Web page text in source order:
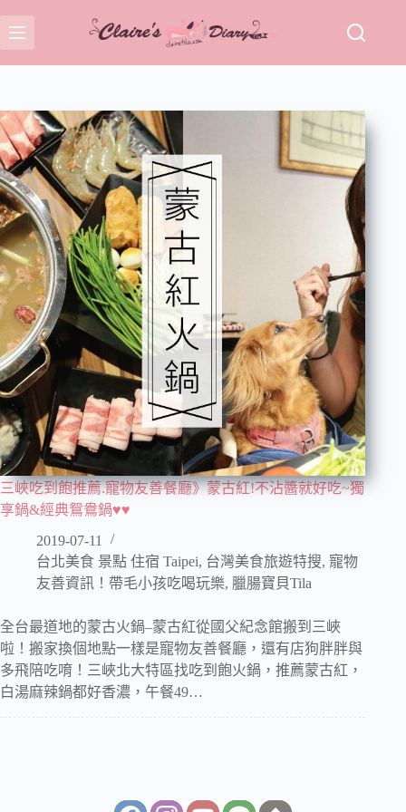
至
主
容
三峽吃到飽推薦.寵物友善餐廳》蒙古紅!不沾醬就好吃~獨
享鍋&經典鴛鴦鍋♥♥
2019-07-11
台北美食 景點 住宿 Taipei, 台灣美食旅遊特搜, 寵物
友善資訊！帶毛小孩吃喝玩樂, 臘腸寶貝Tila
全台最道地的蒙古火鍋–蒙古紅從國父紀念館搬到三峽
啦！搬家換個地點一樣是寵物友善餐廳，還有店狗胖胖與
多飛陪吃唷！三峽北大特區找吃到飽火鍋，推薦蒙古紅，
白湯麻辣鍋都好香濃，午餐49…